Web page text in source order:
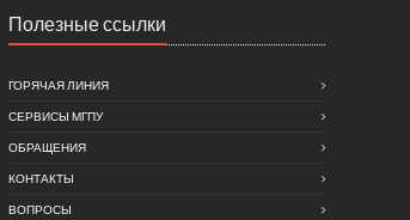
Полезные ссылки
ГОРЯЧАЯ ЛИНИЯ
СЕРВИСЫ МГПУ
ОБРАЩЕНИЯ
КОНТАКТЫ
ВОПРОСЫ